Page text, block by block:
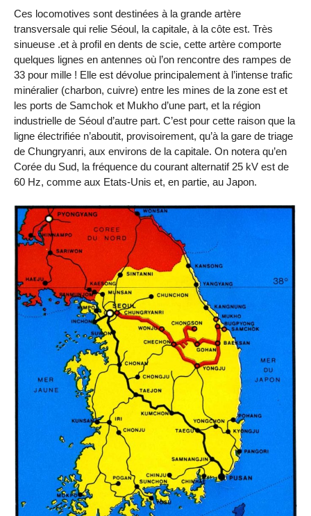
Ces locomotives sont destinées à la grande artère
transversale qui relie Séoul, la capitale, à la côte est. Très
sinueuse .et à profil en dents de scie, cette artère comporte
quelques lignes en antennes où l’on rencontre des rampes de
33 pour mille ! Elle est dévolue principalement à l’intense trafic
minéralier (charbon, cuivre) entre les mines de la zone est et
les ports de Samchok et Mukho d’une part, et la région
industrielle de Séoul d’autre part. C’est pour cette raison que la
ligne électrifiée n’aboutit, provisoirement, qu’à la gare de triage
de Chungryanri, aux environs de la capitale. On notera qu’en
Corée du Sud, la fréquence du courant alternatif 25 kV est de
60 Hz, comme aux Etats-Unis et, en partie, au Japon.